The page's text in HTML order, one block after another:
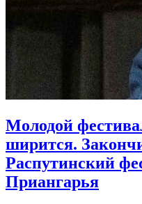
Молодой
ширится.
Распутинский
Приангарья